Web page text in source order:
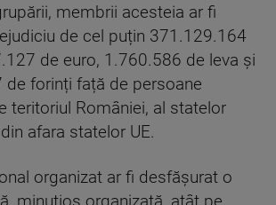
membrii acesteia ar fi
de cel puțin 371.129.164
de euro, 1.760.586 de leva și
forinți față de persoane
teritoriul României, al statelor
afara statelor UE.
organizat ar fi desfășurat o